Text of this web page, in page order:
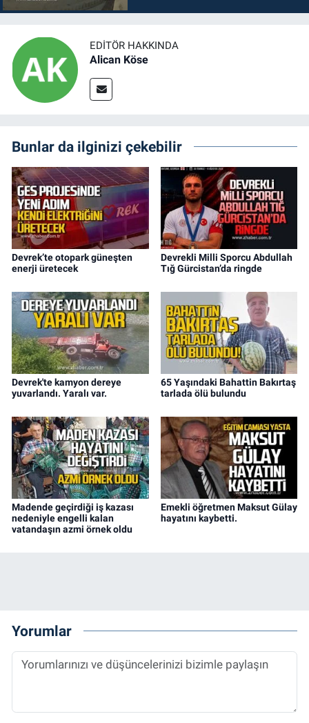
EDITÖR HAKKINDA
Alican Köse
Bunlar da ilginizi çekebilir
Devrek’te otopark güneşten
enerji üretecek
Devrekli Milli Sporcu Abdullah
Tığ Gürcistan’da ringde
Devrek'te kamyon dereye
yuvarlandı. Yaralı var.
65 Yaşındaki Bahattin Bakırtaş
tarlada ölü bulundu
Madende geçirdiği iş kazası
nedeniyle engelli kalan
vatandaşın azmi örnek oldu
Emekli öğretmen Maksut Gülay
hayatını kaybetti.
Yorumlar